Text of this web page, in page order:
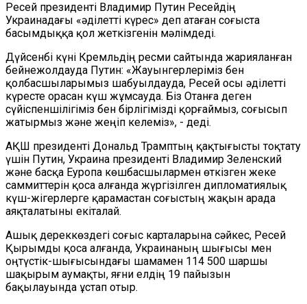
Ресей президенті Владимир Путин Ресейдің
Украинадағы «әділетті күрес» деп атаған соғыста
басымдыққа қол жеткізгенін мәлімдеді.
Дүйсенбі күні Кремльдің ресми сайтында жарияланған
бейнежолдауда Путин: «Жауынгерлеріміз бен
қолбасшыларымыз шабуылдауда, Ресей осы әділетті
күресте орасан күш жұмсауда. Біз Отанға деген
сүйіспеншілігіміз бен бірлігімізді қорғаймыз, соғысып
жатырмыз және жеңіп келеміз», - деді.
АҚШ президенті Дональд Трамптың қақтығысты тоқтату
үшін Путин, Украина президенті Владимир Зеленский
және басқа Еуропа көшбасшылармен өткізген жеке
саммиттерін қоса алғанда жүргізілген дипломатиялық
күш-жігерлерге қарамастан соғыстың жақын арада
аяқталатыны екіталай.
Ашық дереккөздегі соғыс карталарына сәйкес, Ресей
Қырымды қоса алғанда, Украинаның шығысы мен
оңтүстік-шығысындағы шамамен 114 500 шаршы
шақырым аумақты, яғни елдің 19 пайызын
бақылауында ұстап отыр.